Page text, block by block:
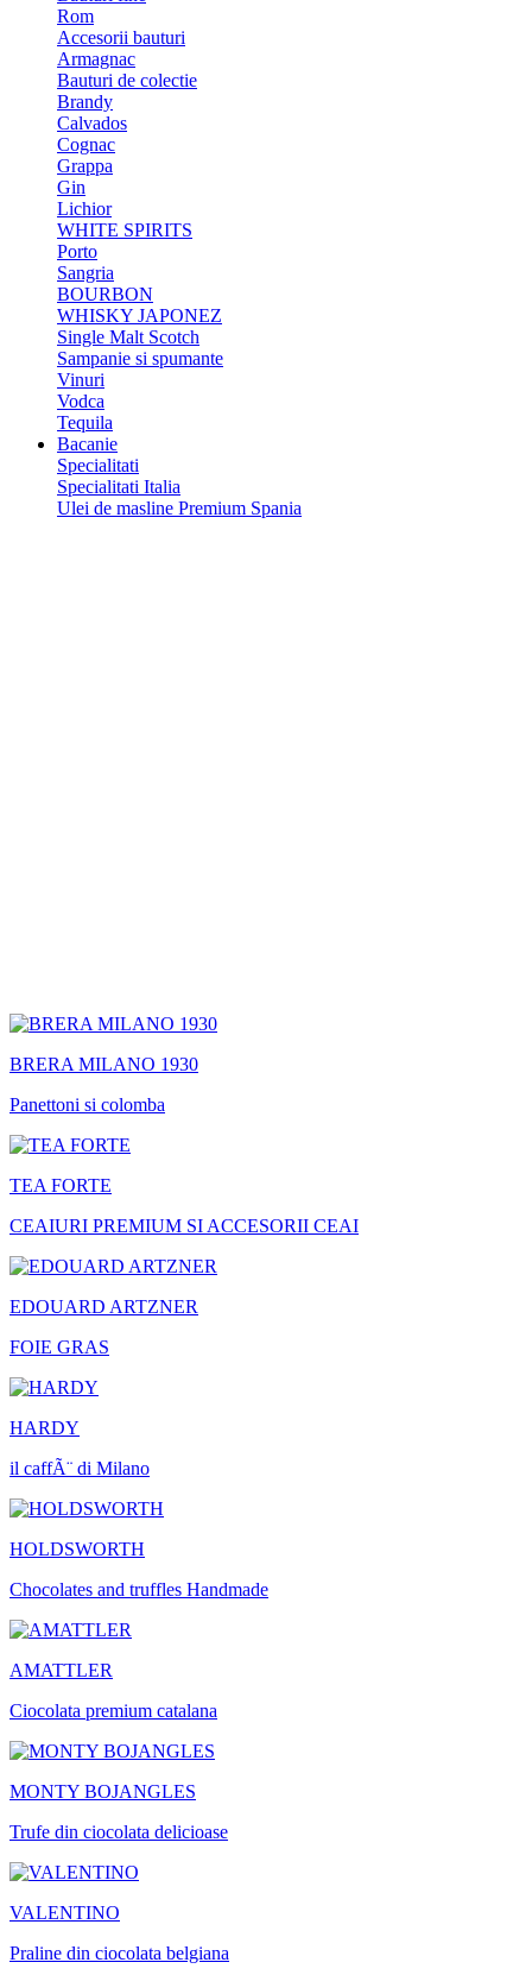
Rom
Accesorii bauturi
Armagnac
Bauturi de colectie
Brandy
Calvados
Cognac
Grappa
Gin
Lichior
WHITE SPIRITS
Porto
Sangria
BOURBON
WHISKY JAPONEZ
Single Malt Scotch
Sampanie si spumante
Vinuri
Vodca
Tequila
Bacanie
Specialitati
Specialitati Italia
Ulei de masline Premium Spania
BRERA MILANO 1930
Panettoni si colomba
TEA FORTE
CEAIURI PREMIUM SI ACCESORII CEAI
EDOUARD ARTZNER
FOIE GRAS
HARDY
il caffÃ¨ di Milano
HOLDSWORTH
Chocolates and truffles Handmade
AMATTLER
Ciocolata premium catalana
MONTY BOJANGLES
Trufe din ciocolata delicioase
VALENTINO
Praline din ciocolata belgiana